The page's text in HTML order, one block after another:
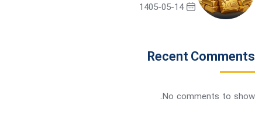
1405-05-14
Recent Comments
No comments to show.